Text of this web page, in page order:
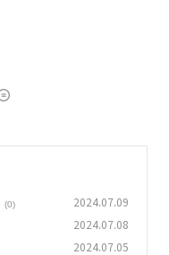
(0) 2024.07.09
2024.07.08
2024.07.05